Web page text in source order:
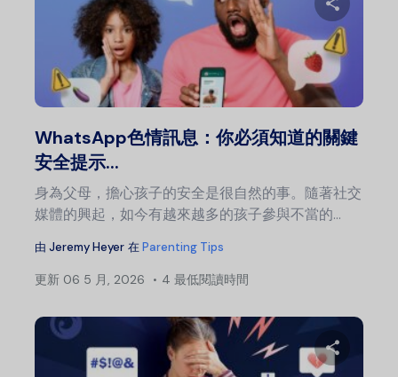
WhatsApp色情訊息：你必須知道的關鍵
安全提示...
身為父母，擔心孩子的安全是很自然的事。隨著社交
媒體的興起，如今有越來越多的孩子參與不當的...
由 Jeremy Heyer 在Parenting Tips
更新 06 5 月, 2026 4 最低閱讀時間